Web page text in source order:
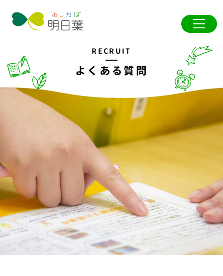
RECRUIT
よくある質問